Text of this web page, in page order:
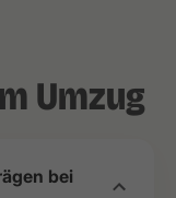
Umzug
bei